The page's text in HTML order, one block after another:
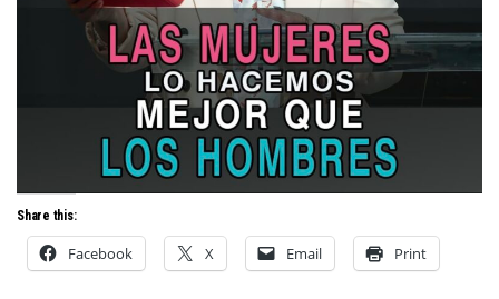
Share this:
Facebook X Email Print